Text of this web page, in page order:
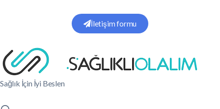
İletişim formu
Sağlık İçin İyi Beslen